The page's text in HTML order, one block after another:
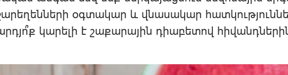
օգտակար և վնասակար
կարելի է շաքարային դիաբետով